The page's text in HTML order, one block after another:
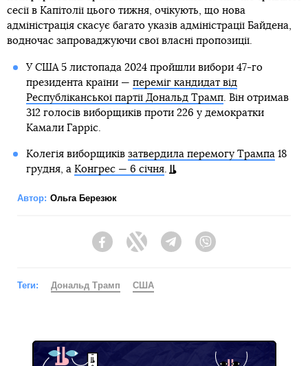
сесії в Капітолії цього тижня, очікують, що нова
адміністрація скасує багато указів адміністрації Байдена,
водночас запроваджуючи свої власні пропозиції.
У США 5 листопада 2024 пройшли вибори 47-го
президента країни — переміг кандидат від
Республіканської партії Дональд Трамп. Він отримав
312 голосів виборщиків проти 226 у демократки
Камали Гарріс.
Колегія виборщиків затвердила перемогу Трампа18
грудня, а Конгрес — 6 січня.
Автор: Ольга Березюк
FacebookTwitter Telegram
Теги: Дональд Трамп США